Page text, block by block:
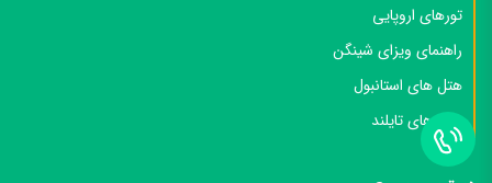
تورهای اروپایی
راهنمای ویزای شینگن
هتل های استانبول
هتل های تایلند